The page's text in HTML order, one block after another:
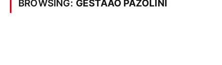
BROWSING: GESTAÃO PAZOLINI